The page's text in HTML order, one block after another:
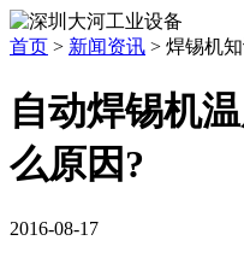
首页 > 新闻资讯 > 焊锡机
自动焊锡机
么原因?
2016-08-17